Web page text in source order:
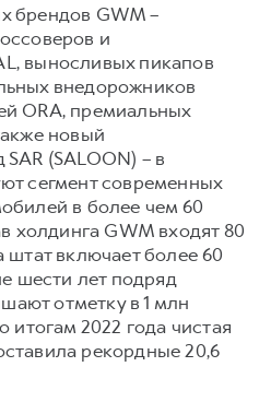
брендов GWM –
и
выносливых пикапов
внедорожников
ORA, премиальных
новый
(SALOON) – в
сегмент современных
в более чем 60
холдинга GWM входят 80
включает более 60
шести лет подряд
отметку в 1 млн
итогам 2022 года чистая
рекордные 20,6